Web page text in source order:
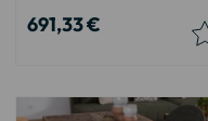
691,33 €